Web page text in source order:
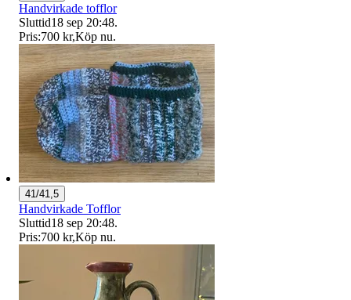
Handvirkade tofflor
Sluttid18 sep 20:48.
Pris:700 kr,Köp nu.
41/41,5
Handvirkade Tofflor
Sluttid18 sep 20:48.
Pris:700 kr,Köp nu.